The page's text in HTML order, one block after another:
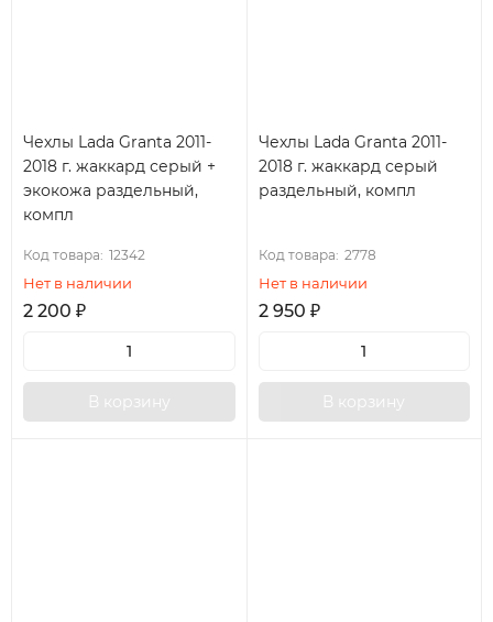
Чехлы Lada Granta 2011-
2018 г. жаккард серый +
экокожа раздельный,
компл
Код товара: 12342
Нет в наличии
2 200 ₽
В корзину
Чехлы Lada Granta 2011-
2018 г. жаккард серый
раздельный, компл
Код товара: 2778
Нет в наличии
2 950 ₽
В корзину